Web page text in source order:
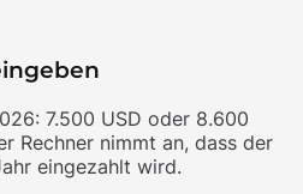
7.500 USD oder 8.600
Rechner nimmt an, dass der
eingezahlt wird.